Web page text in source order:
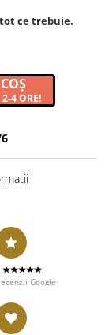
ce trebuie.
4 ORE!
★★★★★
Google